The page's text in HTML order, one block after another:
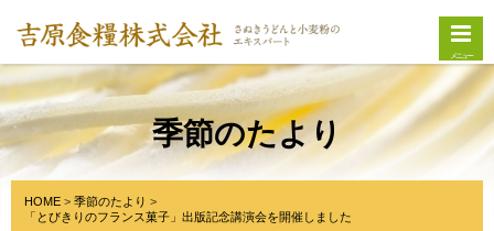
メニュー
季節のたより
HOME
季節のたより
「とびきりのフランス菓子」出版記念講演会を開催しました